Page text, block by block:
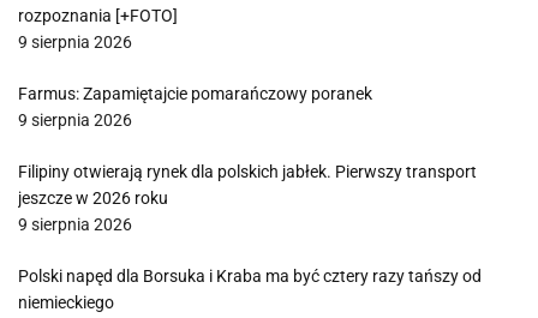
rozpoznania [+FOTO]
9 sierpnia 2026
Farmus: Zapamiętajcie pomarańczowy poranek
9 sierpnia 2026
Filipiny otwierają rynek dla polskich jabłek. Pierwszy transport
jeszcze w 2026 roku
9 sierpnia 2026
Polski napęd dla Borsuka i Kraba ma być cztery razy tańszy od
niemieckiego